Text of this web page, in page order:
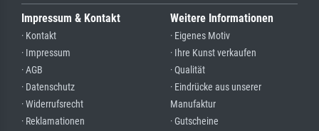
Impressum & Kontakt
· Kontakt
· Impressum
· AGB
· Datenschutz
· Widerrufsrecht
· Reklamationen
Weitere Informationen
· Eigenes Motiv
· Ihre Kunst verkaufen
· Qualität
· Eindrücke aus unserer
Manufaktur
· Gutscheine